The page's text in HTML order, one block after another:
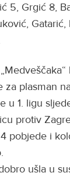
5, Grgić 8,
Gatarić,
za plasman
u 1. ligu
protiv
pobjede i
ušla u